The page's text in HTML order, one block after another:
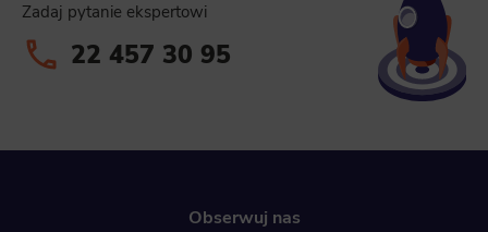
Zadaj pytanie ekspertowi
22 457 30 95
Obserwuj nas